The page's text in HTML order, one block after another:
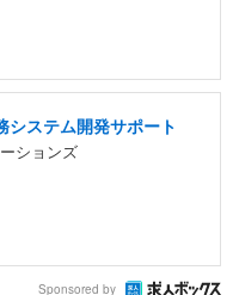
システム開発サポート
ションズ
Sponsored by